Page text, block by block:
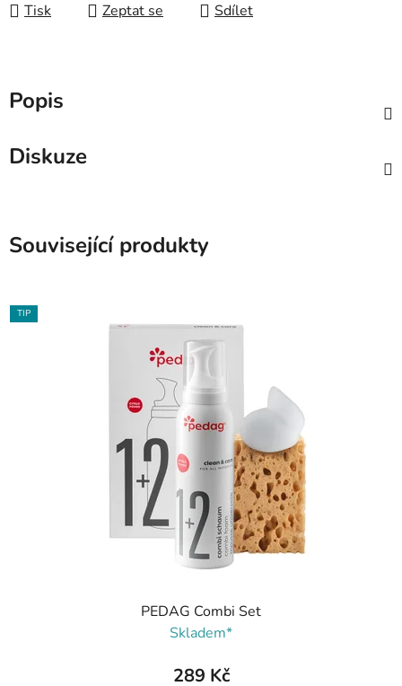
Tisk Zeptat se Sdílet
Popis
Diskuze
Související produkty
TIP
PEDAG Combi Set
Skladem*
289 Kč